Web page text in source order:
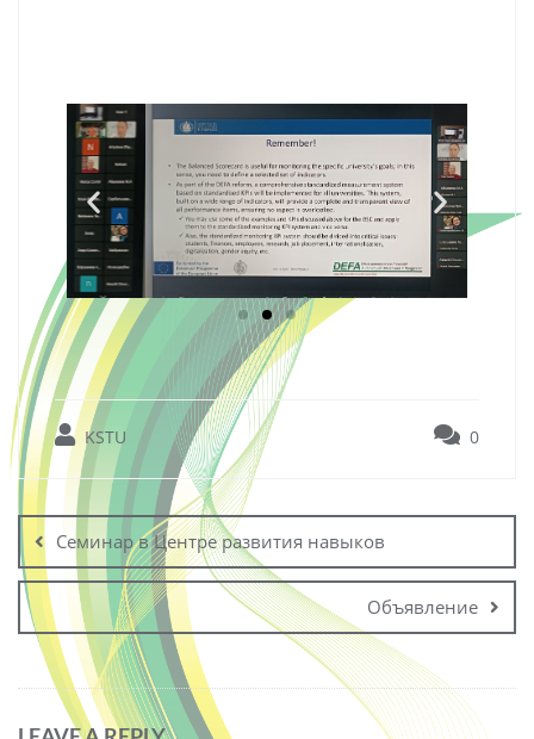
KSTU 0
Семинар в Центре развития навыков
Объявление